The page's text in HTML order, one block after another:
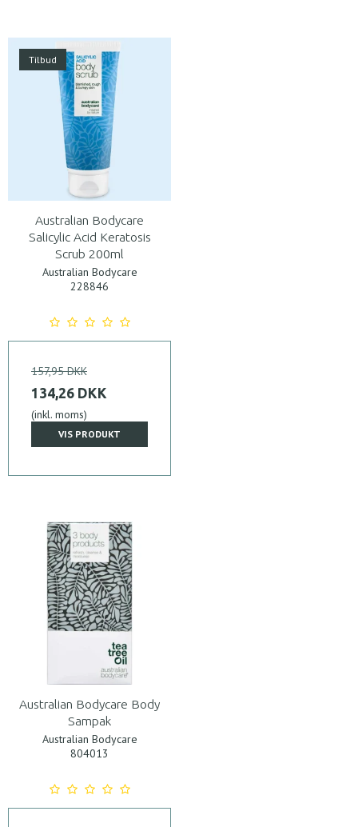
Tilbud
Australian Bodycare
Salicylic Acid Keratosis
Scrub 200ml
Australian Bodycare
228846
157,95 DKK
134,26 DKK
(inkl. moms)
VIS PRODUKT
Australian Bodycare Body
Sampak
Australian Bodycare
804013